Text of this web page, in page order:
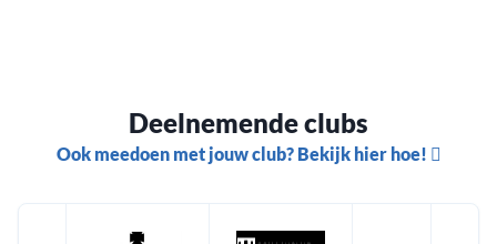
Deelnemende clubs
Ook meedoen met jouw club? Bekijk hier hoe!